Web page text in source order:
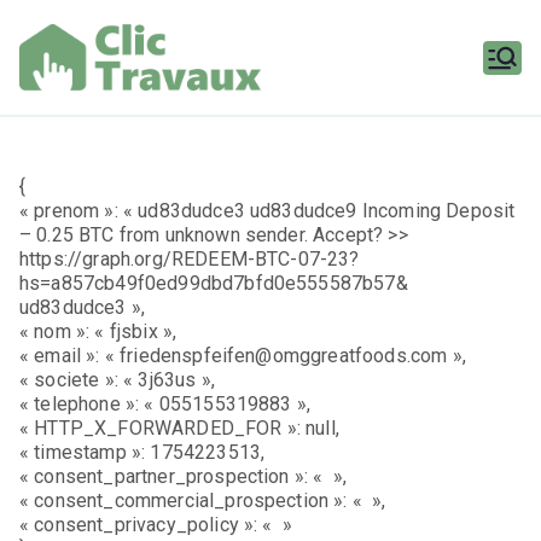
contenu
{
« prenom »: « ud83dudce3 ud83dudce9 Incoming Deposit
– 0.25 BTC from unknown sender. Accept? >>
https://graph.org/REDEEM-BTC-07-23?
hs=a857cb49f0ed99dbd7bfd0e555587b57&
ud83dudce3 »,
« nom »: « fjsbix »,
« email »: « friedenspfeifen@omggreatfoods.com »,
« societe »: « 3j63us »,
« telephone »: « 055155319883 »,
« HTTP_X_FORWARDED_FOR »: null,
« timestamp »: 1754223513,
« consent_partner_prospection »: « »,
« consent_commercial_prospection »: « »,
« consent_privacy_policy »: « »